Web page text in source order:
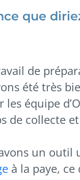
que
de
été très
équipe
de collecte
un
à la paye,